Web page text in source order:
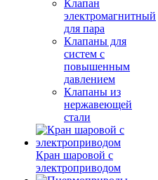
Клапан
электромагнитный
для пара
Клапаны для
систем с
повышенным
давлением
Клапаны из
нержавеющей
стали
Кран шаровой с
электроприводом